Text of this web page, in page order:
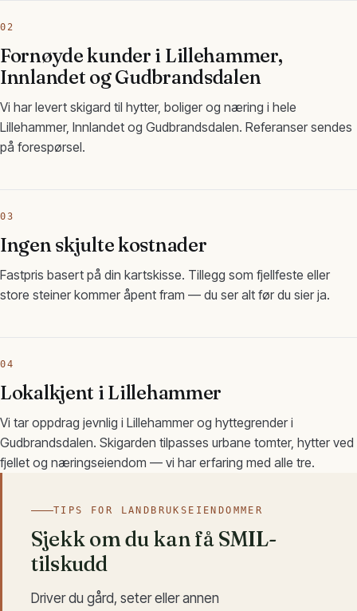
02
Fornøyde kunder i Lillehammer,
Innlandet og Gudbrandsdalen
Vi har levert skigard til hytter, boliger og næring i hele
Lillehammer, Innlandet og Gudbrandsdalen. Referanser sendes
på forespørsel.
03
Ingen skjulte kostnader
Fastpris basert på din kartskisse. Tillegg som fjellfeste eller
store steiner kommer åpent fram — du ser alt før du sier ja.
04
Lokalkjent i Lillehammer
Vi tar oppdrag jevnlig i Lillehammer og hyttegrender i
Gudbrandsdalen. Skigarden tilpasses urbane tomter, hytter ved
fjellet og næringseiendom — vi har erfaring med alle tre.
TIPS FOR LANDBRUKSEIENDOMMER
Sjekk om du kan få SMIL-
tilskudd
Driver du gård, seter eller annen